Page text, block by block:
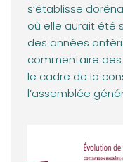
s’établisse
où elle aurait été
des années
commentaire
le cadre de la
l’assemblée